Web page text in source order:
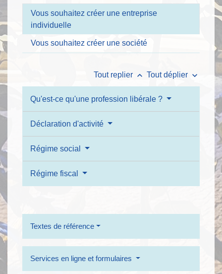
Vous souhaitez créer une entreprise
individuelle
Vous souhaitez créer une société
Tout replier keyboard_arrow_up Tout déplier keyboard_arrow_down
Qu'est-ce qu'une profession libérale ?
Déclaration d'activité
Régime social
Régime fiscal
Textes de référence
Services en ligne et formulaires